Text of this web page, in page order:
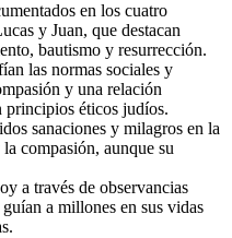
en los cuatro
y Juan, que destacan
bautismo y resurrección.
las normas sociales y
y una relación
principios éticos judíos.
sanaciones y milagros en la
compasión, aunque su
a través de observancias
a millones en sus vidas